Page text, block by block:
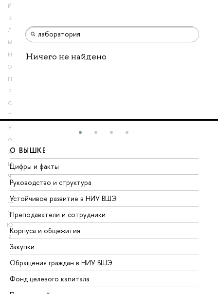
Й
К
Л
М
Н
О
П
Р
С
Т
У
Ф
Х
Ц
Ч
Ш
Щ
Э
Ю
Я
Ничего не найдено
О ВЫШКЕ
Цифры и факты
Руководство и структура
Устойчивое развитие в НИУ ВШЭ
Преподаватели и сотрудники
Корпуса и общежития
Закупки
Обращения граждан в НИУ ВШЭ
Фонд целевого капитала